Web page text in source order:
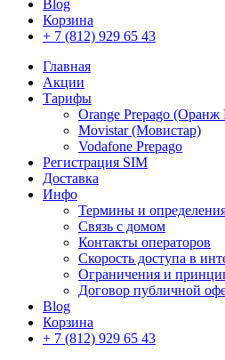
Blog
Корзина
+ 7 (812) 929 65 43
Главная
Акции
Тарифы
Orange Prepago (Оранж
Movistar (Мовистар)
Vodafone Prepago
Регистрация SIM
Доставка
Инфо
Термины и
Связь с домом
Контакты операторов
Скорость доступа в
Ограничения и
Договор публичной
Blog
Корзина
+ 7 (812) 929 65 43